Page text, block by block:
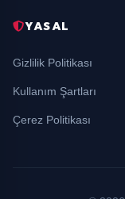
YASAL
Gizlilik Politikası
Kullanım Şartları
Çerez Politikası